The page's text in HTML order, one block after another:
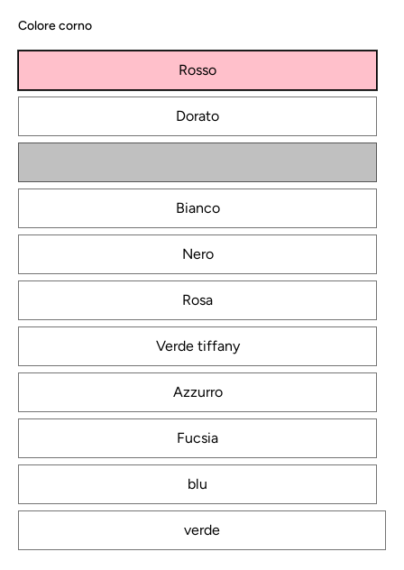
Colore corno
Rosso
Dorato
Bianco
Nero
Rosa
Verde tiffany
Azzurro
Fucsia
blu
verde